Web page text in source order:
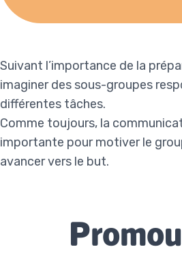
Suivant l’importance de la
imaginer des sous-groupes
différentes tâches.
Comme toujours, la
importante pour motiver le
avancer vers le but.